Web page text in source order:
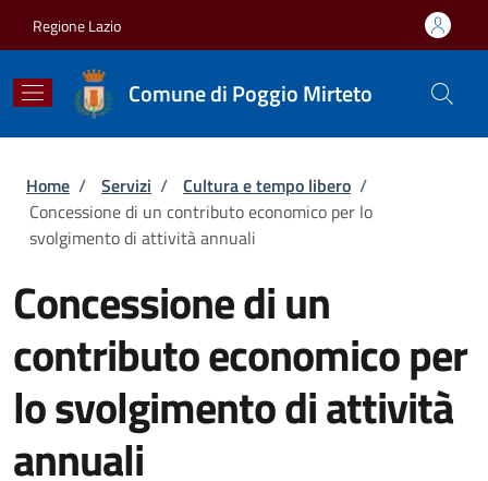
Regione Lazio
Comune di Poggio Mirteto
Briciole di pane
Home / Servizi / Cultura e tempo libero /
Concessione di un contributo economico per lo
svolgimento di attività annuali
Concessione di un
contributo economico per
lo svolgimento di attività
annuali